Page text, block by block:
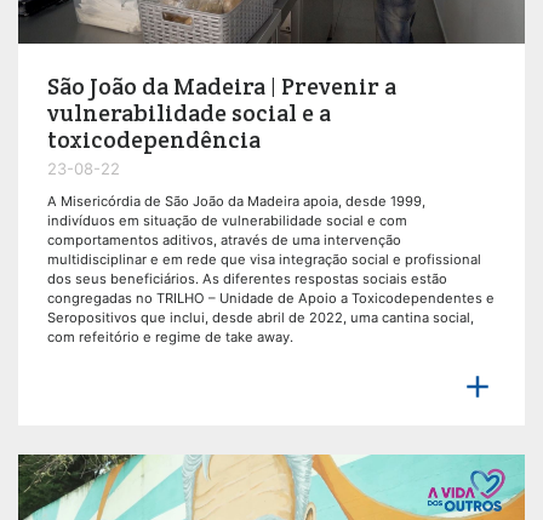
São João da Madeira | Prevenir a
vulnerabilidade social e a
toxicodependência
23-08-22
A Misericórdia de São João da Madeira apoia, desde 1999,
indivíduos em situação de vulnerabilidade social e com
comportamentos aditivos, através de uma intervenção
multidisciplinar e em rede que visa integração social e profissional
dos seus beneficiários. As diferentes respostas sociais estão
congregadas no TRILHO – Unidade de Apoio a Toxicodependentes e
Seropositivos que inclui, desde abril de 2022, uma cantina social,
com refeitório e regime de take away.
